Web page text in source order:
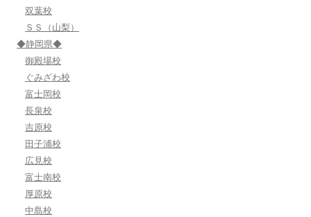
双葉校
ＳＳ（山梨）
◆静岡県◆
御殿場校
ぐみざわ校
富士岡校
長泉校
吉原校
田子浦校
広見校
富士南校
厚原校
中島校